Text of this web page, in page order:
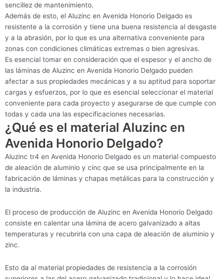
sencillez de mantenimiento.
Además de esto, el Aluzinc en Avenida Honorio Delgado es
resistente a la corrosión y tiene una buena resistencia al desgaste
y a la abrasión, por lo que es una alternativa conveniente para
zonas con condiciones climáticas extremas o bien agresivas.
Es esencial tomar en consideración que el espesor y el ancho de
las láminas de Aluzinc en Avenida Honorio Delgado pueden
afectar a sus propiedades mecánicas y a su aptitud para soportar
cargas y esfuerzos, por lo que es esencial seleccionar el material
conveniente para cada proyecto y asegurarse de que cumple con
todas y cada una las especificaciones necesarias.
¿Qué es el material Aluzinc en
Avenida Honorio Delgado?
Aluzinc tr4 en Avenida Honorio Delgado es un material compuesto
de aleación de aluminio y cinc que se usa principalmente en la
fabricación de láminas y chapas metálicas para la construcción y
la industria.
El proceso de producción de Aluzinc en Avenida Honorio Delgado
consiste en calentar una lámina de acero galvanizado a altas
temperaturas y recubrirla con una capa de aleación de aluminio y
zinc.
Esto da al material propiedades de resistencia a la corrosión